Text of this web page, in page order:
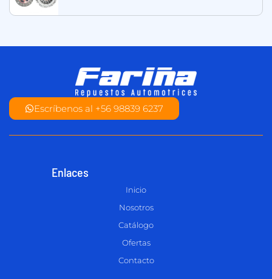
Escríbenos al +56 98839 6237
Enlaces
Inicio
Nosotros
Catálogo
Ofertas
Contacto